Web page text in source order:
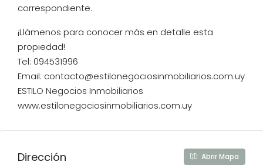
correspondiente.
¡Llámenos para conocer más en detalle esta
propiedad!
Tel: 094531996
Email: contacto@estilonegociosinmobiliarios.com.uy
ESTILO Negocios Inmobiliarios
www.estilonegociosinmobiliarios.com.uy
Dirección Abrir Mapa